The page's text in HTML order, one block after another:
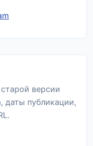
версии
даты публикации,